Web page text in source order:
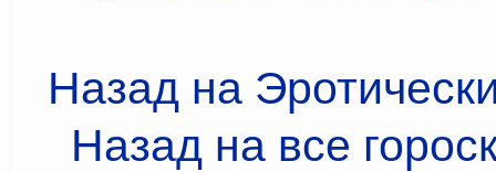
Назад на
Назад на все